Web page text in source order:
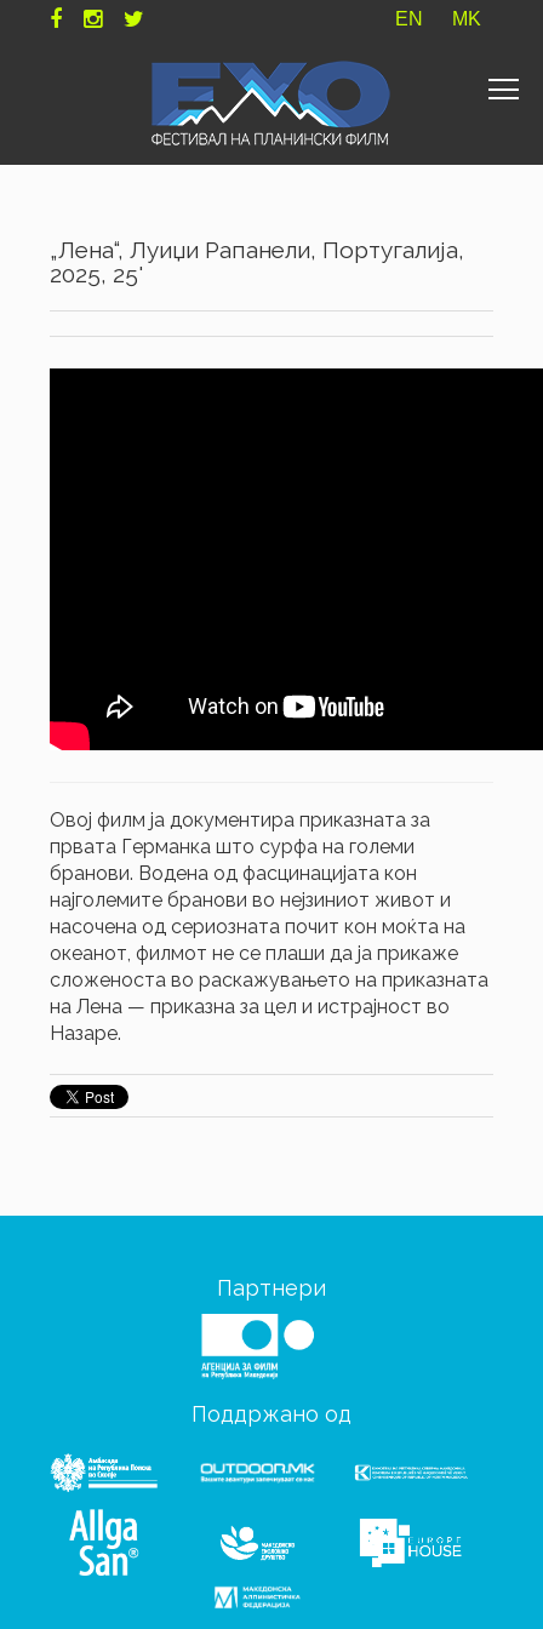
EN MK
„Лена“, Луиџи Рапанели, Португалија,
2025, 25'
Овој филм ја документира приказната за
првата Германка што сурфа на големи
бранови. Водена од фасцинацијата кон
најголемите бранови во нејзиниот живот и
насочена од сериозната почит кон моќта на
океанот, филмот не се плаши да ја прикаже
сложеноста во раскажувањето на приказната
на Лена — приказна за цел и истрајност во
Назаре.
Партнери
Поддржано од